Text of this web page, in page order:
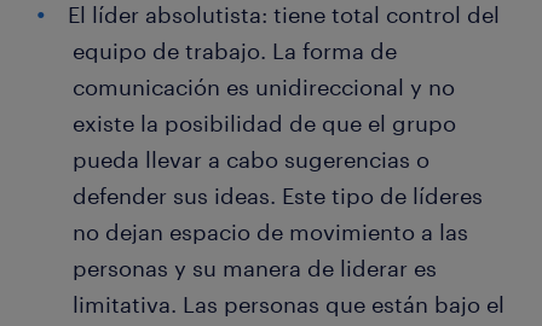
El líder absolutista: tiene total control del
equipo de trabajo. La forma de
comunicación es unidireccional y no
existe la posibilidad de que el grupo
pueda llevar a cabo sugerencias o
defender sus ideas. Este tipo de líderes
no dejan espacio de movimiento a las
personas y su manera de liderar es
limitativa. Las personas que están bajo el